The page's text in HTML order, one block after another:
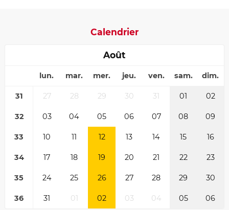
Calendrier
Août
lun. mar. mer. jeu. ven. sam. dim.
31 27 28 29 30 31 01 02
32 03 04 05 06 07 08 09
33 10 11 12 13 14 15 16
34 17 18 19 20 21 22 23
35 24 25 26 27 28 29 30
36 31 01 02 03 04 05 06